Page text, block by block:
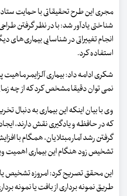
مجری این طرح تحقیقاتی با حمایت
شناختی یادآور شد: با در نظر گرفتن
انجام تغییراتی در شناسایی
استفاده کرد.
شکری ادامه داد: بیماری آلزایمر ماهیت
نمی توان دقیقا مشخص کرد که از چه
وی با بیان اینکه این بیماری به
که در حافظه و یادگیری نقش دارند،
گرفتن رشد آمار مبتلایان، همگام با
تشخیص زود هنگام این بیماری اهمیت
این محقق تصریح کرد: امروزه تشخیص یا
طریق نمونه‌ برداری از بافت یا نمونه